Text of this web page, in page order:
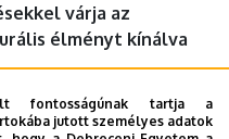
várja az
élményt kínálva
15 óra
fontosságúnak tartja a
jutott személyes adatok